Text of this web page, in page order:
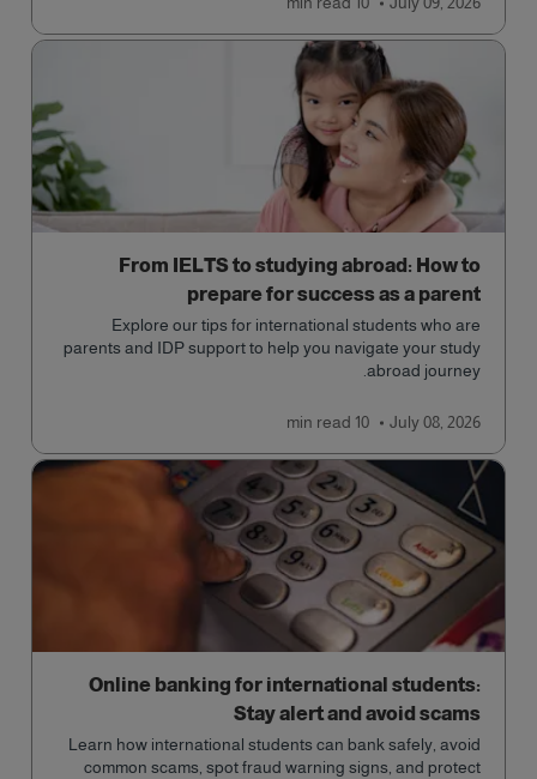
From IELTS to studying abroad: How to
prepare for success as a parent
Explore our tips for international students who are
parents and IDP support to help you navigate your study
abroad journey.
July 08, 2026
10 min
read
Online banking for international students:
Stay alert and avoid scams
Learn how international students can bank safely, avoid
common scams, spot fraud warning signs, and protect